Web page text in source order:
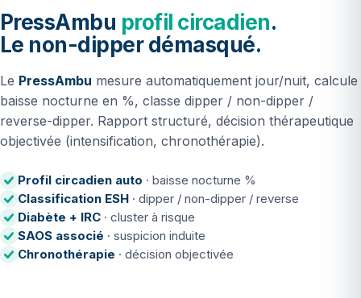
PressAmbu profil circadien.
Le non-dipper démasqué.
Le PressAmbu mesure automatiquement jour/nuit, calcule
baisse nocturne en %, classe dipper / non-dipper /
reverse-dipper. Rapport structuré, décision thérapeutique
objectivée (intensification, chronothérapie).
Profil circadien auto · baisse nocturne %
Classification ESH · dipper / non-dipper / reverse
Diabète + IRC · cluster à risque
SAOS associé · suspicion induite
Chronothérapie · décision objectivée